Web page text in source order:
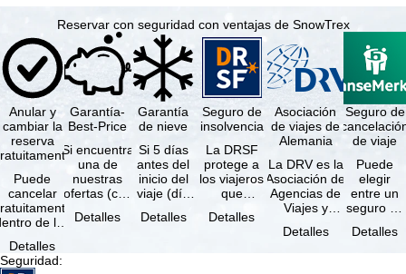
Reservar con seguridad con ventajas de SnowTrex
Anular y
cambiar la
reserva
Puede
cancelar
de los
a
reserva, …
Detalles
Garantía-
Best-Price
Si encuentra
una de
nuestras
ofertas (con
prestaciones
Detalles
Garantía
de nieve
Si 5 días
antes del
inicio del
viaje (día
ninguna de
Detalles
Seguro de
insolvencia
La DRSF
protege a
los viajeros
que
viaje
Detalles
Asociación
de viajes de
Alemania
La DRV es la
Asociación de
Agencias de
Viajes y
más grande
Detalles
Seguro de
de viaje
Puede
elegir
entre un
seguro de
de viaje
Detalles
Seguridad: